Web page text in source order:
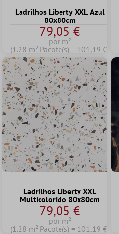
Ladrilhos Liberty XXL Azul
80x80cm
79,05 €
por m²
(1.28 m² Pacote(s) = 101,19 €)
Ladrilhos Liberty XXL
Multicolorido 80x80cm
79,05 €
por m²
(1.28 m² Pacote(s) = 101,19 €)